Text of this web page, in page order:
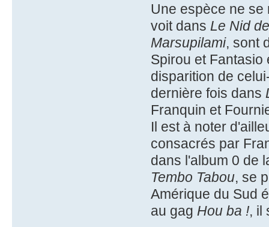
Une espèce ne se
voit dans Le Nid
Marsupilami, sont
Spirou et Fantasio
disparition de
dernière fois dans
Franquin et
Il est à noter
consacrés par
dans l'album 0 de
Tembo Tabou, se
Amérique du Sud
au gag Hou ba !, il